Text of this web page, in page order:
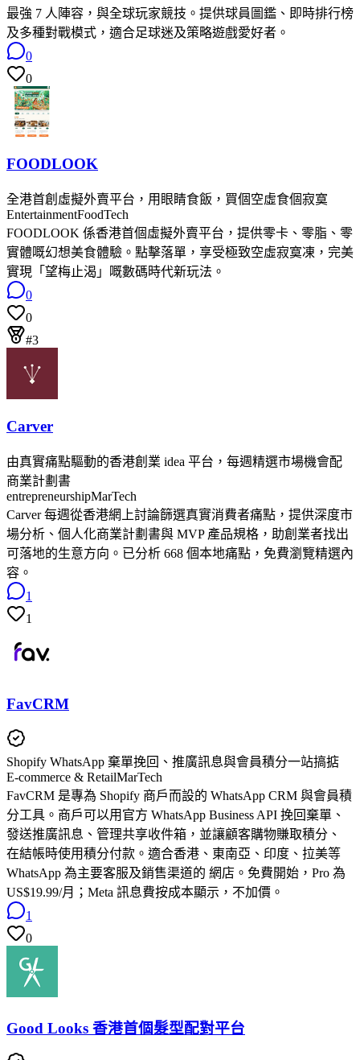
最強 7 人陣容，與全球玩家競技。提供球員圖鑑、即時排行榜
及多種對戰模式，適合足球迷及策略遊戲愛好者。
0
0
FOODLOOK
全港首創虛擬外賣平台，用眼睛食飯，買個空虛食個寂寞
EntertainmentFoodTech
FOODLOOK 係香港首個虛擬外賣平台，提供零卡、零脂、零
實體嘅幻想美食體驗。點擊落單，享受極致空虛寂寞凍，完美
實現「望梅止渴」嘅數碼時代新玩法。
0
0
#3
Carver
由真實痛點驅動的香港創業 idea 平台，每週精選市場機會配
商業計劃書
entrepreneurshipMarTech
Carver 每週從香港網上討論篩選真實消費者痛點，提供深度市
場分析、個人化商業計劃書與 MVP 產品規格，助創業者找出
可落地的生意方向。已分析 668 個本地痛點，免費瀏覽精選內
容。
1
1
FavCRM
Shopify WhatsApp 棄單挽回、推廣訊息與會員積分一站搞掂
E-commerce & RetailMarTech
FavCRM 是專為 Shopify 商戶而設的 WhatsApp CRM 與會員積
分工具。商戶可以用官方 WhatsApp Business API 挽回棄單、
發送推廣訊息、管理共享收件箱，並讓顧客購物賺取積分、
在結帳時使用積分付款。適合香港、東南亞、印度、拉美等
WhatsApp 為主要客服及銷售渠道的 網店。免費開始，Pro 為
US$19.99/月；Meta 訊息費按成本顯示，不加價。
1
0
Good Looks 香港首個髮型配對平台